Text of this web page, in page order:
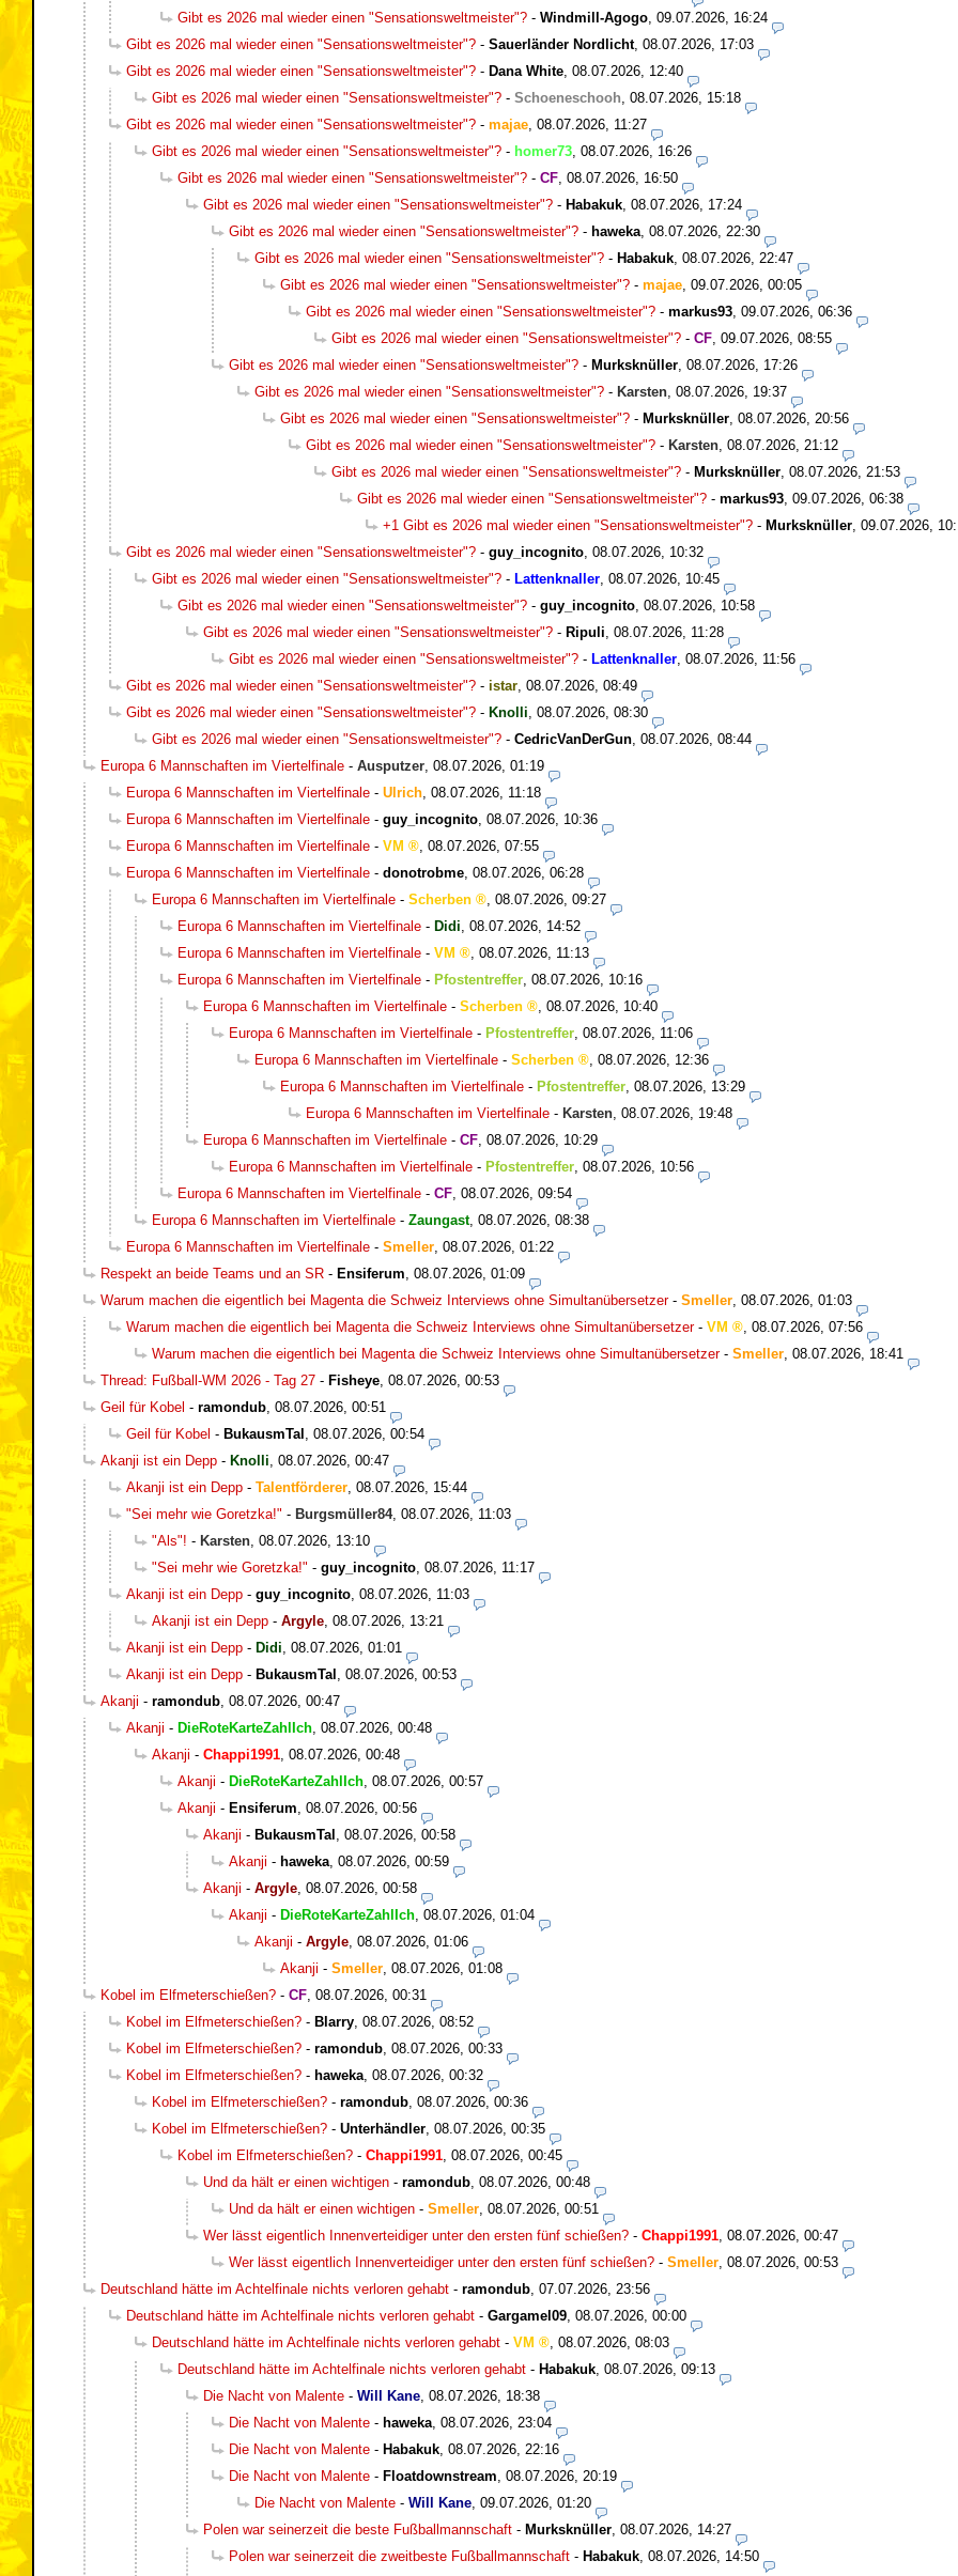
Gibt es 2026 mal wieder einen "Sensationsweltmeister"? - Windmill-Agogo 09.07.2026, 16:24
Gibt es 2026 mal wieder einen "Sensationsweltmeister"? - Sauerländer Nordlicht, 08.07.2026, 17:03
Gibt es 2026 mal wieder einen "Sensationsweltmeister"? - Dana White 08.07.2026, 12:40
Gibt es 2026 mal wieder einen "Sensationsweltmeister"? - Schoeneschooh 08.07.2026, 15:18
Gibt es 2026 mal wieder einen "Sensationsweltmeister"? - majae 08.07.2026, 11:27
Gibt es 2026 mal wieder einen "Sensationsweltmeister"? - homer73 08.07.2026, 16:26
Gibt es 2026 mal wieder einen "Sensationsweltmeister"? - CF 08.07.2026, 16:50
Gibt es 2026 mal wieder einen "Sensationsweltmeister"? - Habakuk 08.07.2026, 17:24
Gibt es 2026 mal wieder einen "Sensationsweltmeister"? - haweka 08.07.2026, 22:30
Gibt es 2026 mal wieder einen "Sensationsweltmeister"? - Habakuk 08.07.2026, 22:47
Gibt es 2026 mal wieder einen "Sensationsweltmeister"? - majae 09.07.2026, 00:05
Gibt es 2026 mal wieder einen "Sensationsweltmeister"? - markus93 09.07.2026, 06:36
Gibt es 2026 mal wieder einen "Sensationsweltmeister"? - CF 09.07.2026, 08:55
Gibt es 2026 mal wieder einen "Sensationsweltmeister"? - Murksknüller 08.07.2026, 17:26
Gibt es 2026 mal wieder einen "Sensationsweltmeister"? - Karsten 08.07.2026, 19:37
Gibt es 2026 mal wieder einen "Sensationsweltmeister"? - Murksknüller 08.07.2026, 20:56
Gibt es 2026 mal wieder einen "Sensationsweltmeister"? - Karsten 08.07.2026, 21:12
Gibt es 2026 mal wieder einen "Sensationsweltmeister"? - Murksknüller 08.07.2026, 21:53
Gibt es 2026 mal wieder einen "Sensationsweltmeister"? - markus93 09.07.2026, 06:38
+1 Gibt es 2026 mal wieder einen "Sensationsweltmeister"? - Murksknüller 09.07.2026,
Gibt es 2026 mal wieder einen "Sensationsweltmeister"? - guy_incognito 08.07.2026, 10:32
Gibt es 2026 mal wieder einen "Sensationsweltmeister"? - Lattenknaller 08.07.2026, 10:45
Gibt es 2026 mal wieder einen "Sensationsweltmeister"? - guy_incognito 08.07.2026, 10:58
Gibt es 2026 mal wieder einen "Sensationsweltmeister"? - Ripuli 08.07.2026, 11:28
Gibt es 2026 mal wieder einen "Sensationsweltmeister"? - Lattenknaller 08.07.2026, 11:56
Gibt es 2026 mal wieder einen "Sensationsweltmeister"? - istar 08.07.2026, 08:49
Gibt es 2026 mal wieder einen "Sensationsweltmeister"? - Knolli 08.07.2026, 08:30
Gibt es 2026 mal wieder einen "Sensationsweltmeister"? - CedricVanDerGun 08.07.2026, 08:44
Europa 6 Mannschaften im Viertelfinale - Ausputzer 08.07.2026, 01:19
Europa 6 Mannschaften im Viertelfinale - Ulrich 08.07.2026, 11:18
Europa 6 Mannschaften im Viertelfinale - guy_incognito 08.07.2026, 10:36
Europa 6 Mannschaften im Viertelfinale - VM
08.07.2026, 07:55
Europa 6 Mannschaften im Viertelfinale - donotrobme 08.07.2026, 06:28
Europa 6 Mannschaften im Viertelfinale - Scherben
08.07.2026, 09:27
Europa 6 Mannschaften im Viertelfinale - Didi 08.07.2026, 14:52
Europa 6 Mannschaften im Viertelfinale - VM
08.07.2026, 11:13
Europa 6 Mannschaften im Viertelfinale - Pfostentreffer 08.07.2026, 10:16
Europa 6 Mannschaften im Viertelfinale - Scherben
08.07.2026, 10:40
Europa 6 Mannschaften im Viertelfinale - Pfostentreffer 08.07.2026, 11:06
Europa 6 Mannschaften im Viertelfinale - Scherben
08.07.2026, 12:36
Europa 6 Mannschaften im Viertelfinale - Pfostentreffer 08.07.2026, 13:29
Europa 6 Mannschaften im Viertelfinale - Karsten 08.07.2026, 19:48
Europa 6 Mannschaften im Viertelfinale - CF 08.07.2026, 10:29
Europa 6 Mannschaften im Viertelfinale - Pfostentreffer 08.07.2026, 10:56
Europa 6 Mannschaften im Viertelfinale - CF 08.07.2026, 09:54
Europa 6 Mannschaften im Viertelfinale - Zaungast, 08.07.2026, 08:38
Europa 6 Mannschaften im Viertelfinale - Smeller 08.07.2026, 01:22
Respekt an beide Teams und an SR - Ensiferum 08.07.2026, 01:09
Warum machen die eigentlich bei Magenta die Schweiz Interviews ohne Simultanübersetzer- Smeller 08.07.2026, 01:03
Warum machen die eigentlich bei Magenta die Schweiz Interviews ohne Simultanübersetzer- VM
08.07.2026, 07:56
Warum machen die eigentlich bei Magenta die Schweiz Interviews ohne Simultanübersetzer- Smeller 08.07.2026, 18:41
Thread: Fußball-WM 2026 - Tag 27 - Fisheye 08.07.2026, 00:53
Geil für Kobel - ramondub 08.07.2026, 00:51
Geil für Kobel - BukausmTal 08.07.2026, 00:54
Akanji ist ein Depp - Knolli 08.07.2026, 00:47
Akanji ist ein Depp - Talentförderer 08.07.2026, 15:44
"Sei mehr wie Goretzka!" - Burgsmüller84, 08.07.2026, 11:03
"Als"! - Karsten 08.07.2026, 13:10
"Sei mehr wie Goretzka!" - guy_incognito 08.07.2026, 11:17
Akanji ist ein Depp - guy_incognito 08.07.2026, 11:03
Akanji ist ein Depp - Argyle 08.07.2026, 13:21
Akanji ist ein Depp - Didi 08.07.2026, 01:01
Akanji ist ein Depp - BukausmTal 08.07.2026, 00:53
Akanji - ramondub 08.07.2026, 00:47
Akanji - DieRoteKarteZahlIch 08.07.2026, 00:48
Akanji - Chappi1991 08.07.2026, 00:48
Akanji - DieRoteKarteZahlIch 08.07.2026, 00:57
Akanji - Ensiferum 08.07.2026, 00:56
Akanji - BukausmTal 08.07.2026, 00:58
Akanji - haweka 08.07.2026, 00:59
Akanji - Argyle 08.07.2026, 00:58
Akanji - DieRoteKarteZahlIch 08.07.2026, 01:04
Akanji - Argyle 08.07.2026, 01:06
Akanji - Smeller 08.07.2026, 01:08
Kobel im Elfmeterschießen? - CF 08.07.2026, 00:31
Kobel im Elfmeterschießen? - Blarry 08.07.2026, 08:52
Kobel im Elfmeterschießen? - ramondub 08.07.2026, 00:33
Kobel im Elfmeterschießen? - haweka 08.07.2026, 00:32
Kobel im Elfmeterschießen? - ramondub 08.07.2026, 00:36
Kobel im Elfmeterschießen? - Unterhändler 08.07.2026, 00:35
Kobel im Elfmeterschießen? - Chappi1991 08.07.2026, 00:45
Und da hält er einen wichtigen - ramondub 08.07.2026, 00:48
Und da hält er einen wichtigen - Smeller 08.07.2026, 00:51
Wer lässt eigentlich Innenverteidiger unter den ersten fünf schießen? - Chappi1991 08.07.2026, 00:47
Wer lässt eigentlich Innenverteidiger unter den ersten fünf schießen? - Smeller 08.07.2026, 00:53
Deutschland hätte im Achtelfinale nichts verloren gehabt - ramondub 07.07.2026, 23:56
Deutschland hätte im Achtelfinale nichts verloren gehabt - Gargamel09 08.07.2026, 00:00
Deutschland hätte im Achtelfinale nichts verloren gehabt - VM
08.07.2026, 08:03
Deutschland hätte im Achtelfinale nichts verloren gehabt - Habakuk 08.07.2026, 09:13
Die Nacht von Malente - Will Kane 08.07.2026, 18:38
Die Nacht von Malente - haweka 08.07.2026, 23:04
Die Nacht von Malente - Habakuk 08.07.2026, 22:16
Die Nacht von Malente - Floatdownstream 08.07.2026, 20:19
Die Nacht von Malente - Will Kane 09.07.2026, 01:20
Polen war seinerzeit die beste Fußballmannschaft - Murksknüller 08.07.2026, 14:27
Polen war seinerzeit die zweitbeste Fußballmannschaft - Habakuk 08.07.2026, 14:50